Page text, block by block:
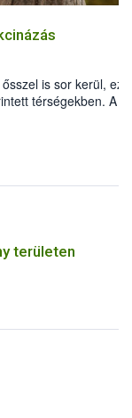
is sor kerül,
térségekben. A
zajlik hazánk
területen